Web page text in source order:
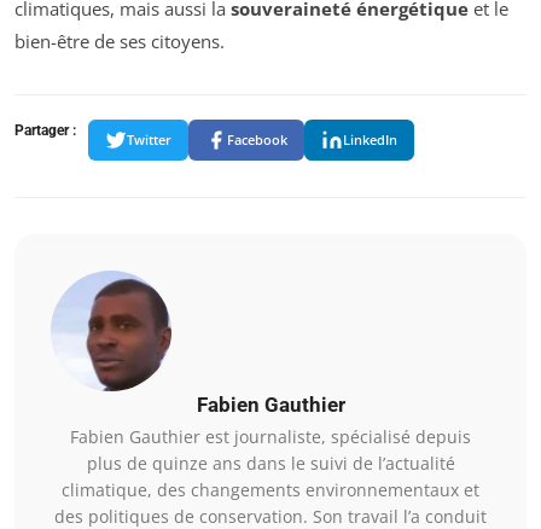
climatiques, mais aussi la souveraineté énergétique et le
bien-être de ses citoyens.
Partager :
Twitter Facebook LinkedIn
Fabien Gauthier
Fabien Gauthier est journaliste, spécialisé depuis
plus de quinze ans dans le suivi de l’actualité
climatique, des changements environnementaux et
des politiques de conservation. Son travail l’a conduit